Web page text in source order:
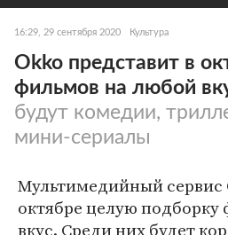
16:29, 29 сентября 2020 Культура
Okko представит в
фильмов на любой
будут комедии,
мини-сериалы
Мультимедийный сервис
октябре целую
вкус. Среди них будет